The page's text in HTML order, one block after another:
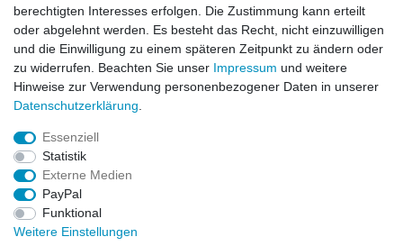
Service
Kontakt
Datenschutzerklärung
FAQ / Ratgeber
Kinderquad
E-Bikes / Pedelecs
Dirt Bike & Pocketbike
Quad & ATV
Kinderbuggy | Gokart
berechtigten Interesses erfolgen. Die Zustimmung kann erteilt
oder abgelehnt werden. Es besteht das Recht, nicht einzuwilligen
und die Einwilligung zu einem späteren Zeitpunkt zu ändern oder
zu widerrufen. Beachten Sie unser Impressum und weitere
Hinweise zur Verwendung personenbezogener Daten in unserer
Daten­schutz­erklärung
Essenziell
Statistik
Externe Medien
PayPal
Funktional
Weitere Einstellungen